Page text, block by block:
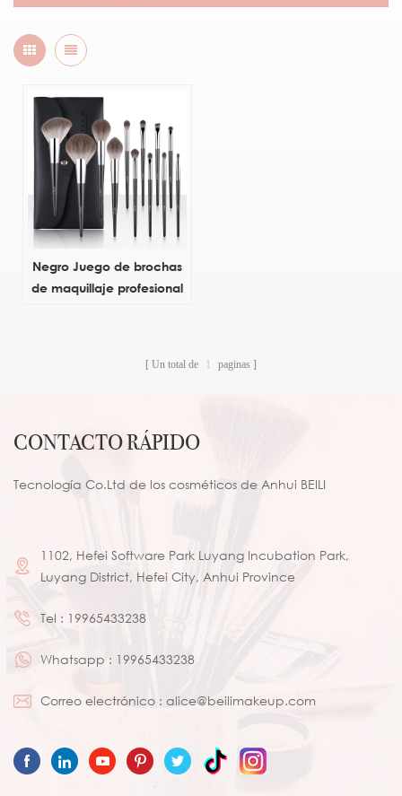
Negro Juego de brochas
de maquillaje profesional
Un total de 1 paginas
CONTACTO RÁPIDO
Tecnología Co.Ltd de los cosméticos de Anhui BEILI
1102, Hefei Software Park Luyang Incubation Park,
Luyang District, Hefei City, Anhui Province
Tel : 19965433238
Whatsapp : 19965433238
Correo electrónico : alice@beilimakeup.com